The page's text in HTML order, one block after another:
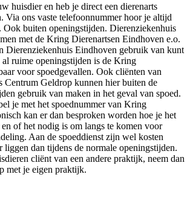
huisdier en heb je direct een dierenarts
Via ons vaste telefoonnummer hoor je altijd
Ook buiten openingstijden. Dierenziekenhuis
met de Kring Dierenartsen Eindhoven e.o.
Dierenziekenhuis Eindhoven gebruik van kunt
ruime openingstijden is de Kring
voor spoedgevallen. Ook cliënten van
Centrum Geldrop kunnen hier buiten de
gebruik van maken in het geval van spoed.
je met het spoednummer van Kring
kan er dan besproken worden hoe je het
of het nodig is om langs te komen voor
Aan de spoeddienst zijn wel kosten
liggen dan tijdens de normale openingstijden.
cliënt van een andere praktijk, neem dan
met je eigen praktijk.